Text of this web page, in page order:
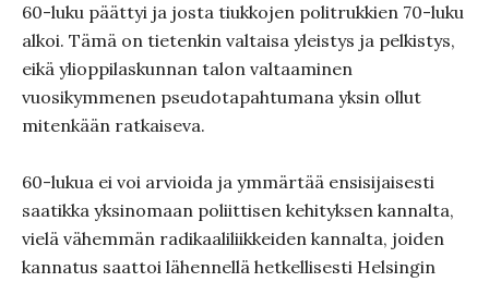
60-luku päättyi ja josta tiukkojen politrukkien 70-luku
alkoi. Tämä on tietenkin valtaisa yleistys ja pelkistys,
eikä ylioppilaskunnan talon valtaaminen
vuosikymmenen pseudotapahtumana yksin ollut
mitenkään ratkaiseva.
60-lukua ei voi arvioida ja ymmärtää ensisijaisesti
saatikka yksinomaan poliittisen kehityksen kannalta,
vielä vähemmän radikaaliliikkeiden kannalta, joiden
kannatus saattoi lähennellä hetkellisesti Helsingin